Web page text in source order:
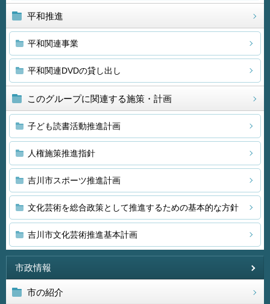
平和推進
平和関連事業
平和関連DVDの貸し出し
このグループに関連する施策・計画
子ども読書活動推進計画
人権施策推進指針
吉川市スポーツ推進計画
文化芸術を総合政策として推進するための基本的な方針
吉川市文化芸術推進基本計画
市政情報
市の紹介